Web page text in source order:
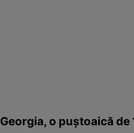
Georgia, o puştoaică